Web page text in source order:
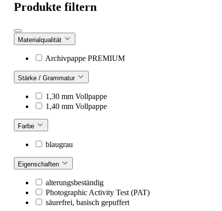
Produkte filtern
Materialqualität
Archivpappe PREMIUM
Stärke / Grammatur
1,30 mm Vollpappe
1,40 mm Vollpappe
Farbe
blaugrau
Eigenschaften
alterungsbeständig
Photographic Activity Test (PAT)
säurefrei, basisch gepuffert